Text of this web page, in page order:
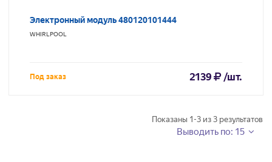
Электронный модуль 480120101444
WHIRLPOOL
Под заказ 2139 /шт.
Показаны 1-3 из 3 результатов
Выводить по: 15